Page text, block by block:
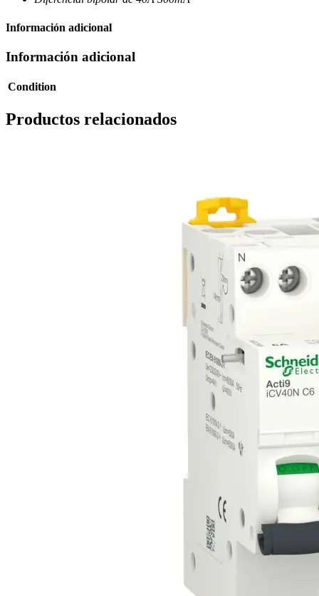
Información adicional
Información adicional
Condition
Productos relacionados